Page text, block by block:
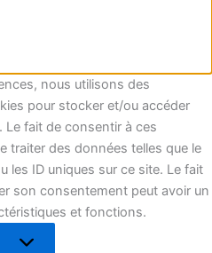
nous utilisons des
pour stocker et/ou accéder
fait de consentir à ces
traiter des données telles que le
les ID uniques sur ce site. Le fait
son consentement peut avoir un
et fonctions.